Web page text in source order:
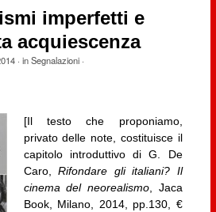
imperfetti e
acquiescenza
· inSegnalazioni·
[Il testo che proponiamo,
privato delle note, costituisce il
capitolo introduttivo di G. De
Caro,Rifondare gli italiani? Il
cinema del neorealismo , Jaca
Book, Milano, 2014, pp.130, €